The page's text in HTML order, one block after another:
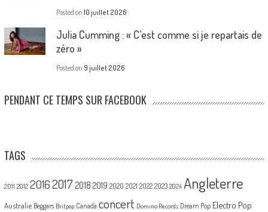
Posted on 10 juillet 2026
Julia Cumming : « C’est comme si je repartais de
zéro »
Posted on 9 juillet 2026
PENDANT CE TEMPS SUR FACEBOOK
TAGS
2011 2012 20162017 2018 2019 2020 2021 2022 2023 2024 Angleterre
Australie Beggars Britpop Canada concert Domino Records Dream Pop Electro Pop